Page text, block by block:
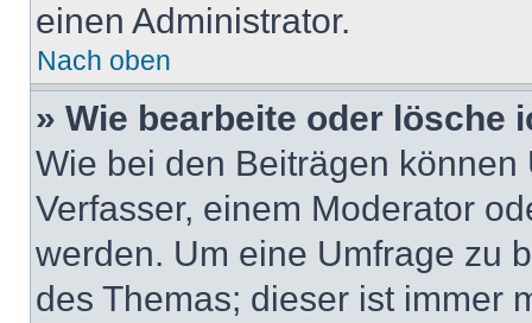
einen Administrator.
Nach oben
» Wie bearbeite oder lösche
Wie bei den Beiträgen
Verfasser, einem Moderator
werden. Um eine Umfrage zu
des Themas; dieser ist immer